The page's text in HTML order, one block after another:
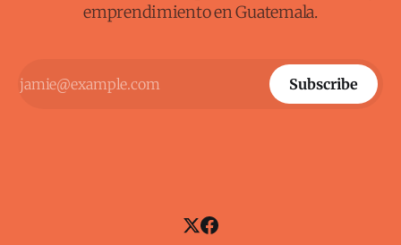
emprendimiento en Guatemala.
Subscribe